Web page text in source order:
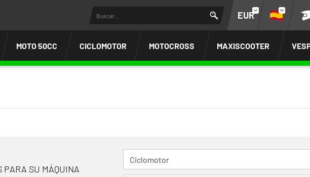
EUR
MOTO 50CC CICLOMOTOR MOTOCROSS MAXISCOOTER
PARA SU MÁQUINA